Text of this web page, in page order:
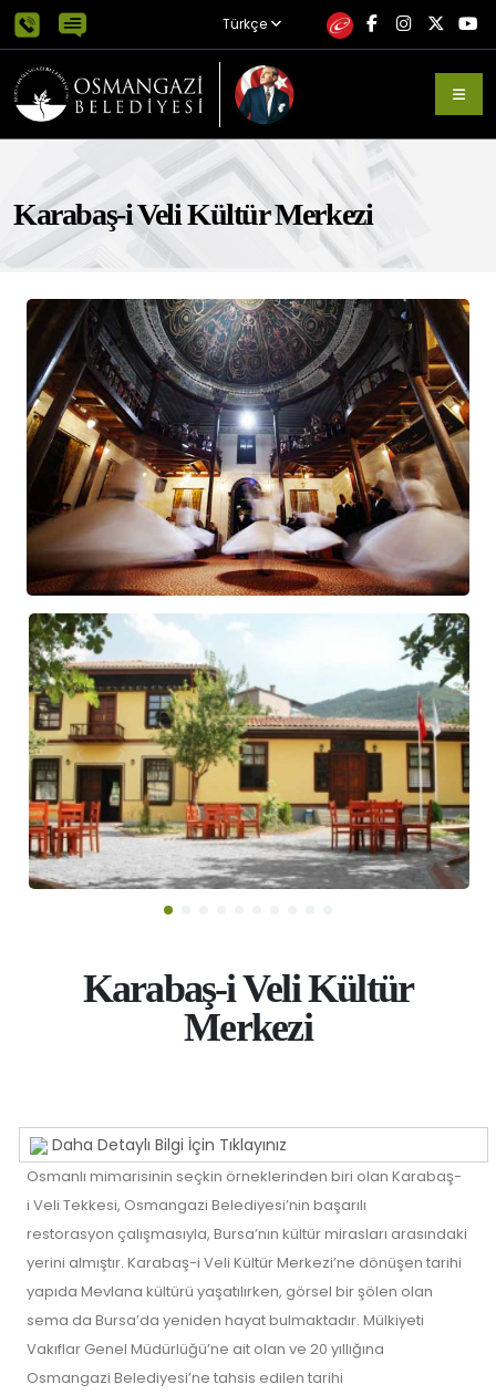
Türkçe
Karabaş-i Veli Kültür Merkezi
Karabaş-i Veli Kültür
Merkezi
Daha Detaylı Bilgi İçin Tıklayınız
Osmanlı mimarisinin seçkin örneklerinden biri olan Karabaş-
i Veli Tekkesi, Osmangazi Belediyesi’nin başarılı
restorasyon çalışmasıyla, Bursa’nın kültür mirasları arasındaki
yerini almıştır. Karabaş-i Veli Kültür Merkezi’ne dönüşen tarihi
yapıda Mevlana kültürü yaşatılırken, görsel bir şölen olan
sema da Bursa’da yeniden hayat bulmaktadır. Mülkiyeti
Vakıflar Genel Müdürlüğü’ne ait olan ve 20 yıllığına
Osmangazi Belediyesi’ne tahsis edilen tarihi